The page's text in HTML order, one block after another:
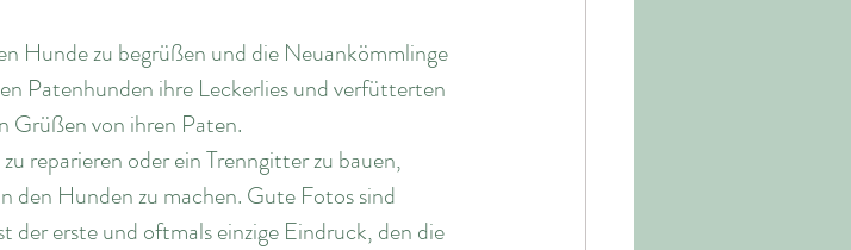
Hunde zu begrüßen und die Neuankömmlinge
Patenhunden ihre Leckerlies und verfütterten
Grüßen von ihren Paten.
reparieren oder ein Trenngitter zu bauen,
den Hunden zu machen. Gute Fotos sind
der erste und oftmals einzige Eindruck, den die